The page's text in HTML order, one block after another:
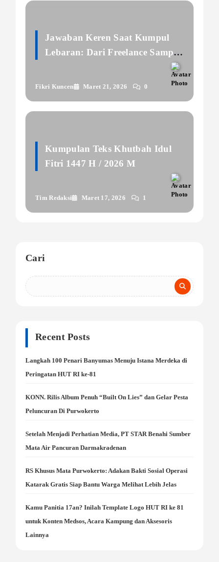
Jawaban Keren Saat Kumpul
Lebaran: Dari Freelance Sampai
Fikri Kuncen Maret 21, 2026 0
Kumpulan Teks Khutbah Idul
Fitri 1447 H / 2026 M
Tim Redaksi Maret 17, 2026 1
Cari
Recent Posts
Langkah 100 Penari Banyumas Menuju Istana Merdeka di
Peringatan HUT RI ke-81
KONN. Rilis Album Penuh “Built On Lies” dan Gelar Pesta
Peluncuran Di Purwokerto
Setelah Menjadi Perhatian Media, PT STAR Benahi Sumber
Mata Air Pancuran Darmakradenan
RS Khusus Mata Purwokerto: Adakan Bakti Sosial Operasi
Katarak Gratis Siap Bantu Warga Melihat Lebih Jelas
Kamu Panitia 17an? Inilah Template Logo HUT RI ke 81
untuk Konten Medsos, Acara Kampung dan Aksesoris
Lainnya